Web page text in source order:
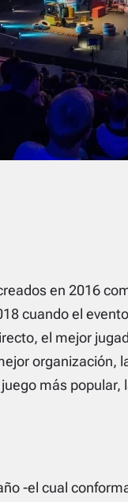
en 2016
cuando el
el mejor
organización,
más
-el cual